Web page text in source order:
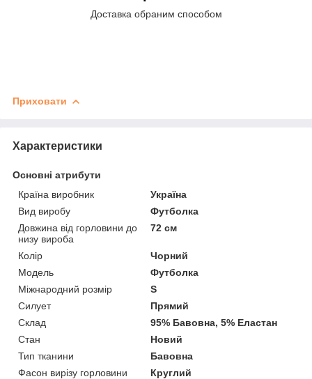
Доставка обраним способом
Приховати
Характеристики
Основні атрибути
Країна виробник
Україна
Вид виробу
Футболка
Довжина від горловини до
низу вироба
72 см
Колір
Чорний
Модель
Футболка
Міжнародний розмір
S
Силует
Прямий
Склад
95% Бавовна, 5% Еластан
Стан
Новий
Тип тканини
Бавовна
Фасон вирізу горловини
Круглий